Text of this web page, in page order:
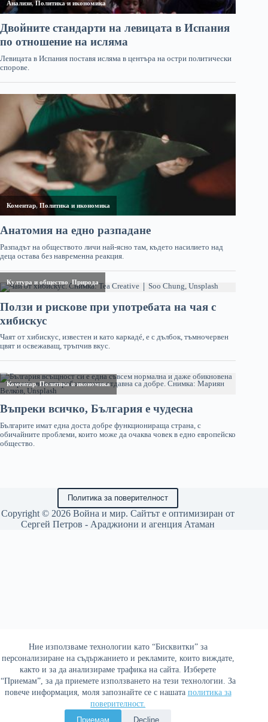
Ние използваме технологии като “Бисквитки” за
персонализиране на съдържанието и рекламите, които виждате,
както и за да анализираме трафика на сайта. Изберете
“Приемам”, за да приемете използването на тези технологии. За
повече информация, моля запознайте се с нашата политика за
поверителност.
Приемам
Decline
Политика за поверителност
Copyright © 2026 Война и мир. Сайтът е оптимизиран от
Сергей Петров - Араджиони и агенция Атаман